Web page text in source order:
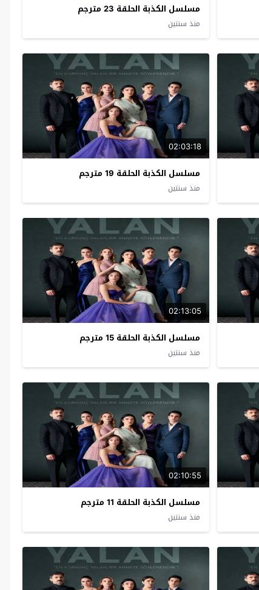
مسلسل الكذبة الحلقة 23 مترجم
منذ سنتين
02:03:18
مسلسل الكذبة الحلقة 19 مترجم
منذ سنتين
02:13:05
مسلسل الكذبة الحلقة 15 مترجم
منذ سنتين
02:10:55
مسلسل الكذبة الحلقة 11 مترجم
منذ سنتين